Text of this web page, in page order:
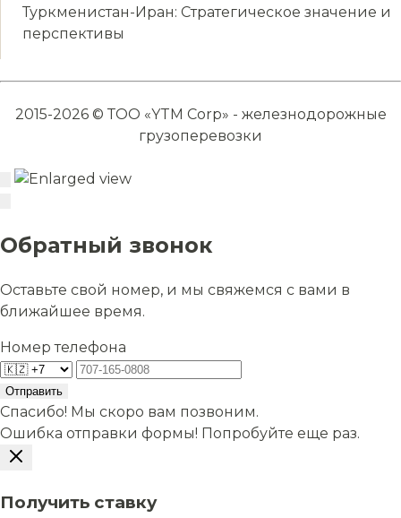
Туркменистан-Иран: Стратегическое значение и
перспективы
2015-2026 © ТОО «YTM Corp» - железнодорожные
грузоперевозки
Обратный звонок
Оставьте свой номер, и мы свяжемся с вами в
ближайшее время.
Номер телефона
Отправить
Спасибо! Мы скоро вам позвоним.
Ошибка отправки формы! Попробуйте еще раз.
Получить ставку